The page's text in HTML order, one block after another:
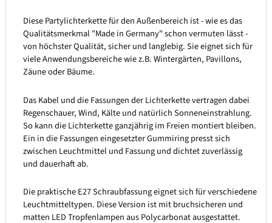
Diese Partylichterkette für den Außenbereich ist - wie es das
Qualitätsmerkmal "Made in Germany" schon vermuten lässt -
von höchster Qualität, sicher und langlebig. Sie eignet sich für
viele Anwendungsbereiche wie z.B. Wintergärten, Pavillons,
Zäune oder Bäume.
Das Kabel und die Fassungen der Lichterkette vertragen dabei
Regenschauer, Wind, Kälte und natürlich Sonneneinstrahlung.
So kann die Lichterkette ganzjährig im Freien montiert bleiben.
Ein in die Fassungen eingesetzter Gummiring presst sich
zwischen Leuchtmittel und Fassung und dichtet zuverlässig
und dauerhaft ab.
Die praktische E27 Schraubfassung eignet sich für verschiedene
Leuchtmitteltypen. Diese Version ist mit bruchsicheren und
matten LED Tropfenlampen aus Polycarbonat ausgestattet.